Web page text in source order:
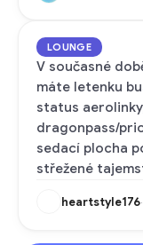
LOUNGE
V současné
máte letenku
status
dragonpass/
sedací plocha
střežené
heartstyle176